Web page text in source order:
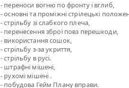
- переноси вогню по фронту і вглиб,
- основні та проміжні стрілецькі
- стрільбу зі слабкого плеча,
- перенесення зброї повз перешкоди,
- використання сошок,
- стрільбу з-за укриття,
- стрільбу в русі.
- штрафні мішені,
- рухомі мішені .
- побудова Гейм Плану вправи.